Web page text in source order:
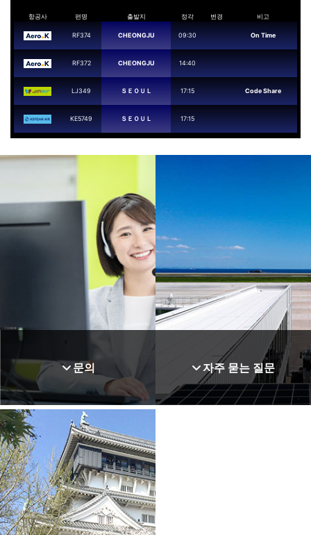
항공사 편명 출발지 정각 변경 비고
RF374 CHEONGJU 09:30 On Time
RF372 CHEONGJU 14:40
LJ349 ＳＥＯＵＬ 17:15 Code Share
KE5749 ＳＥＯＵＬ 17:15
문의
문의
입주 테넌트
자주 묻는 질문